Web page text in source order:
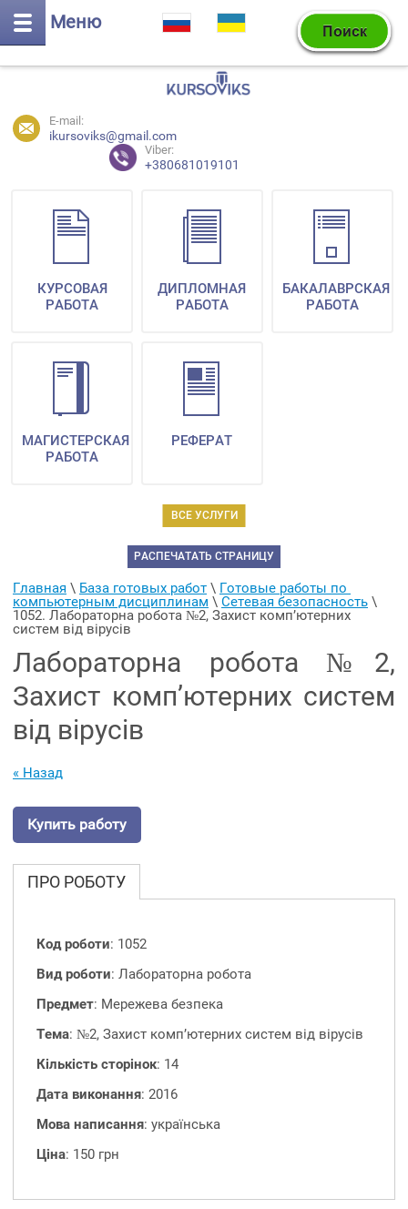
Меню
E-mail:
ikursoviks@gmail.com
Viber:
+380681019101
ВСЕ УСЛУГИ
КУРСОВАЯ
РАБОТА
ДИПЛОМНАЯ
РАБОТА
БАКАЛАВРСКАЯ
РАБОТА
МАГИСТЕРСКАЯ
РАБОТА
РЕФЕРАТ
РАСПЕЧАТАТЬ СТРАНИЦУ
Главная \ База готовых работ \ Готовые работы по
компьютерным дисциплинам \ Сетевая безопасность
1052. Лабораторна робота №2, Захист комп’ютерних
систем від вірусів
Лабораторна робота №2,
Захист комп’ютерних систем
від вірусів
« Назад
Купить работу
ПРО РОБОТУ
Код роботи: 1052
Вид роботи: Лабораторна робота
Предмет: Мережева безпека
Тема: №2, Захист комп’ютерних систем від вірусів
Кількість сторінок: 14
Дата виконання: 2016
Мова написання: українська
Ціна: 150 грн